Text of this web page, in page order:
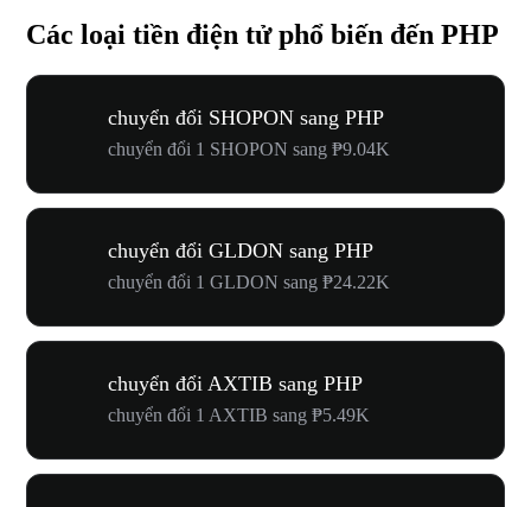
Các loại tiền điện tử phổ biến đến PHP
chuyển đổi SHOPON sang PHP
chuyển đổi 1 SHOPON sang ₱9.04K
chuyển đổi GLDON sang PHP
chuyển đổi 1 GLDON sang ₱24.22K
chuyển đổi AXTIB sang PHP
chuyển đổi 1 AXTIB sang ₱5.49K